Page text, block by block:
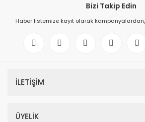
Bizi Takip Edin
Haber listemize kayıt olarak
İLETİŞİM
ÜYELİK